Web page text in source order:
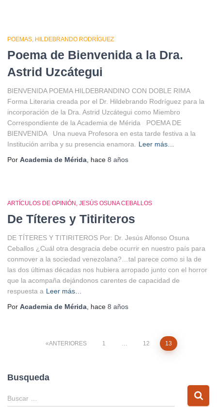
POEMAS HILDEBRANDO RODRÍGUEZ
Poema de Bienvenida a la Dra.
Astrid Uzcátegui
BIENVENIDA POEMA HILDEBRANDINO CON DOBLE RIMA
Forma Literaria creada por el Dr. Hildebrando Rodríguez para la
incorporación de la Dra. Astrid Uzcátegui como Miembro
Correspondiente de la Academia de Mérida POEMA DE
BIENVENIDA Una nueva Profesora en esta tarde festiva a la
Institución arriba y su presencia enamora.
Leer más…
Por Academia de Mérida , hace 8 años
ARTÍCULOS DE OPINIÓN JESÚS OSUNA CEBALLOS
De Títeres y Titiriteros
DE TÍTERES Y TITIRITEROS Por: Dr. Jesús Alfonso Osuna
Ceballos ¿Cuál otra desgracia debe ocurrir en nuestro país para
conmover a la sociedad venezolana?…tal parece como si la de
las dos últimas décadas nos hubiera arropado junto con el horror
que la acompaña dejándonos carentes de capacidad de
respuesta a Leer más…
Por Academia de Mérida , hace 8 años
Paginación
ANTERIORES 1 … 12 13
Busqueda
B
u
Buscar …